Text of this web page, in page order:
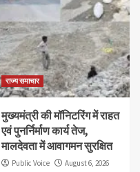
राज्य समाचार
मुख्यमंत्री की मॉनिटरिंग में राहत
एवं पुनर्निर्माण कार्य तेज,
मालदेवता में आवागमन सुरक्षित
Public Voice August 6, 2026